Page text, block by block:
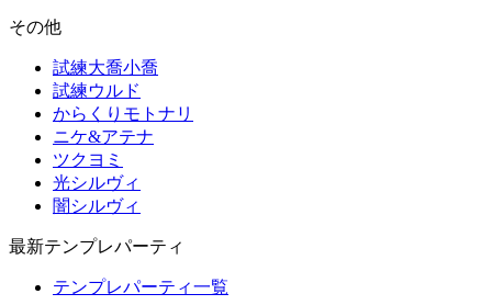
その他
試練大喬小喬
試練ウルド
からくりモトナリ
ニケ&アテナ
ツクヨミ
光シルヴィ
闇シルヴィ
最新テンプレパーティ
テンプレパーティ一覧